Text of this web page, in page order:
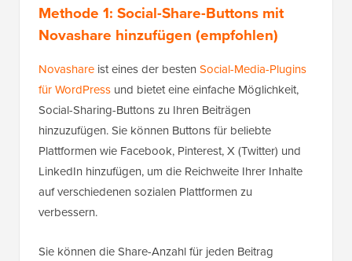
Methode 1: Social-Share-Buttons mit
Novashare hinzufügen (empfohlen)
Novashare ist eines der besten Social-Media-Plugins
für WordPress und bietet eine einfache Möglichkeit,
Social-Sharing-Buttons zu Ihren Beiträgen
hinzuzufügen. Sie können Buttons für beliebte
Plattformen wie Facebook, Pinterest, X (Twitter) und
LinkedIn hinzufügen, um die Reichweite Ihrer Inhalte
auf verschiedenen sozialen Plattformen zu
verbessern.
Sie können die Share-Anzahl für jeden Beitrag